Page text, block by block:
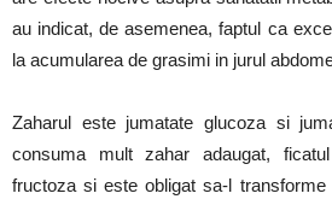
au indicat, de asemenea, faptul ca
la acumularea de grasimi in jurul
Zaharul este jumatate glucoza si
consuma mult zahar adaugat,
fructoza si este obligat sa-l transforme